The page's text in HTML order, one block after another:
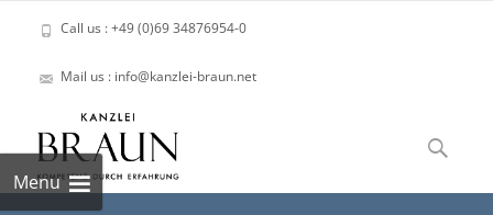
Call us : +49 (0)69 34876954-0
Mail us : info@kanzlei-braun.net
Menu
to
content
Suchen
nach: